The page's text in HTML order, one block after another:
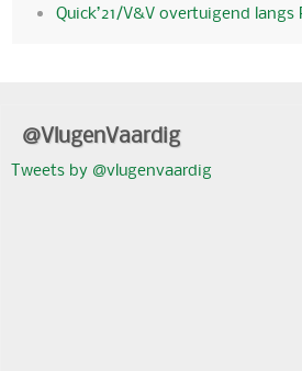
Quick’21/V&V overtuigend langs
@VlugenVaardig
Tweets by @vlugenvaardig